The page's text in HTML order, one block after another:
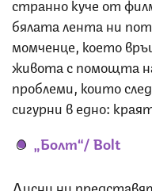
бялата лента ни
момченце, което
живота с помощта
проблеми, които
сигурни в едно:
„Болт“/Bolt
Дисни ни